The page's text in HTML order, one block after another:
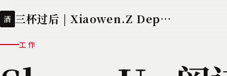
酒 三杯过后 | Xiaowen.Z Deployed
工作